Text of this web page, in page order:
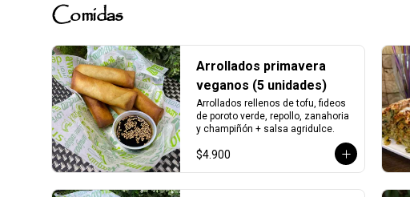
Comidas
Arrollados primavera
veganos (5 unidades)
Arrollados rellenos de tofu, fideos
de poroto verde, repollo, zanahoria
y champiñón + salsa agridulce.
$4.900